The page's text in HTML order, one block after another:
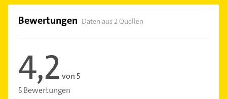
Bewertungen Daten aus 2 Quellen
4,2 von 5
5 Bewertungen